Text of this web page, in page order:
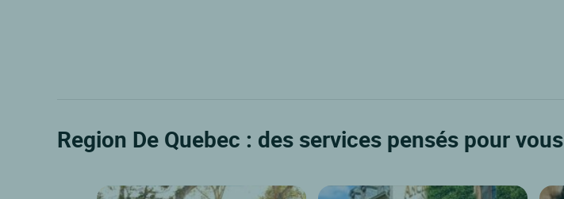
Region De Quebec : des services pensés pour vous